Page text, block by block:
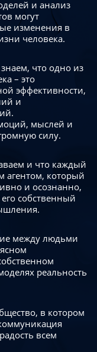
и анализ
могут
изменения в
человека.
что одно из
– это
эффективности,
и
мыслей и
силу.
и что каждый
агентом, который
и осознанно,
собственный
между людьми
реальность
в котором
всем